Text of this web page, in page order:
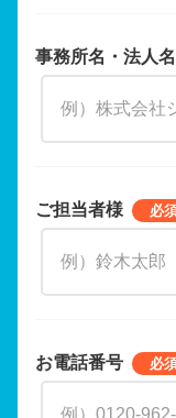
事務所名・法人名
ご担当者様
お電話番号